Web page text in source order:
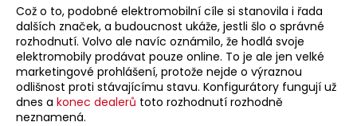
Což o to, podobné elektromobilní cíle si stanovila i řada
dalších značek, a budoucnost ukáže, jestli šlo o správné
rozhodnutí. Volvo ale navíc oznámilo, že hodlá svoje
elektromobily prodávat pouze online. To je ale jen velké
marketingové prohlášení, protože nejde o výraznou
odlišnost proti stávajícímu stavu. Konfigurátory fungují už
dnes a konec dealerů toto rozhodnutí rozhodně
neznamená.